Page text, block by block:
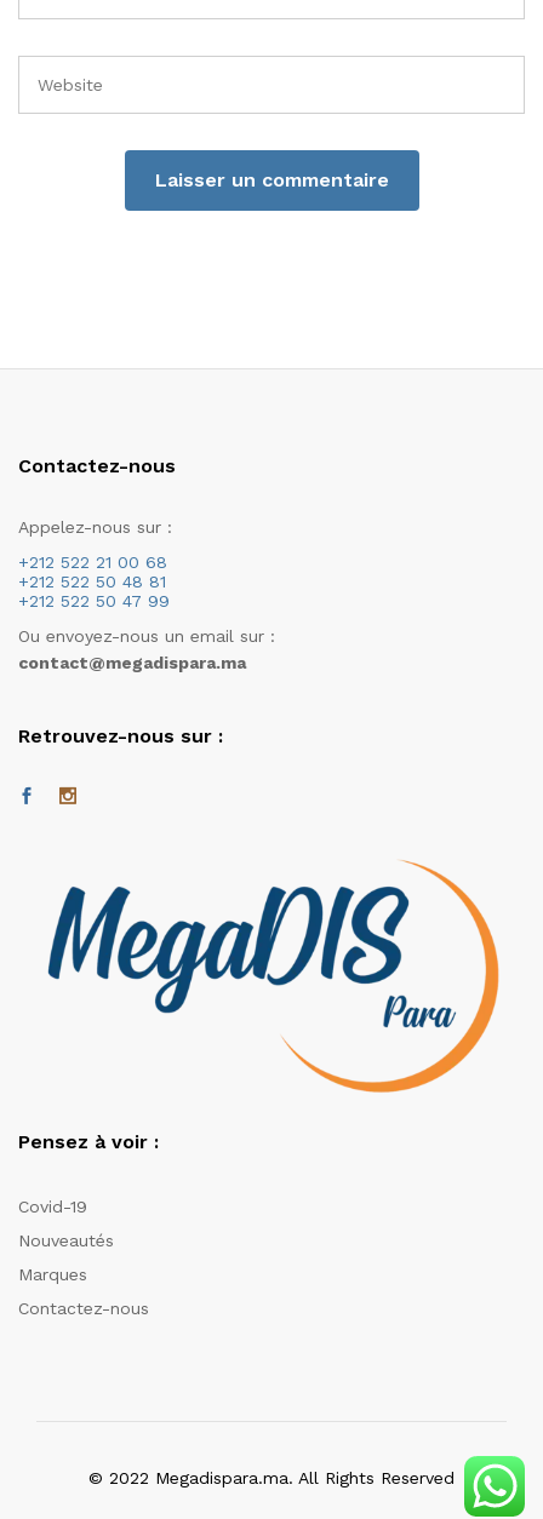
Contactez-nous
Appelez-nous sur :
+212 522 21 00 68
+212 522 50 48 81
+212 522 50 47 99
Ou envoyez-nous un email sur :
contact@megadispara.ma
Retrouvez-nous sur :
Pensez à voir :
Covid-19
Nouveautés
Marques
Contactez-nous
© 2022 Megadispara.ma. All Rights Reserved